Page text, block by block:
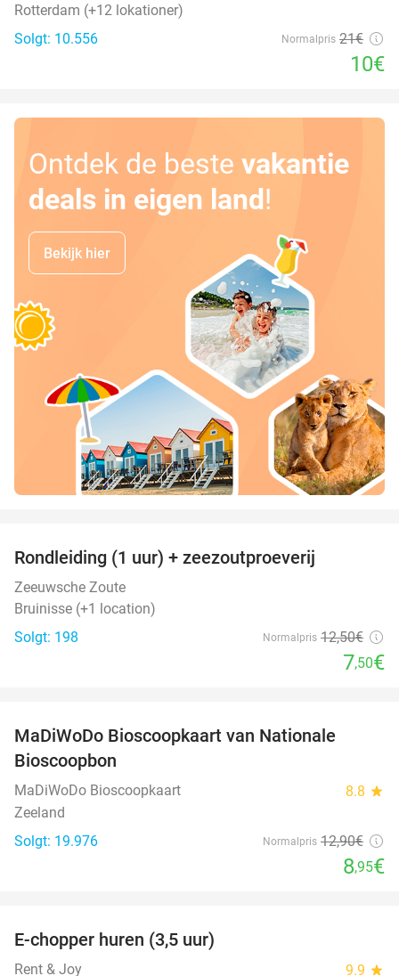
Rotterdam (+12 lokationer)
Solgt: 10.556
Normalpris 21€
10€
Ontdek de beste vakantie
deals in eigen land!
Bekijk hier
Rondleiding (1 uur) + zeezoutproeverij
Zeeuwsche Zoute
Bruinisse (+1 location)
Solgt: 198
Normalpris 12,50€
7,50€
MaDiWoDo Bioscoopkaart van Nationale
Bioscoopbon
MaDiWoDo Bioscoopkaart 8.8 star
Zeeland
Solgt: 19.976
Normalpris 12,90€
8,95€
E-chopper huren (3,5 uur)
Rent & Joy 9.9 star